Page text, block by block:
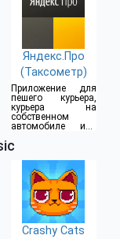
Яндекс.Про
(Таксометр)
Приложение для
пешего курьера,
курьера на
собственном
автомобиле или
Crashy Cats